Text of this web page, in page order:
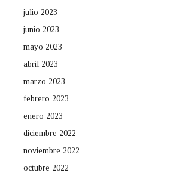
julio 2023
junio 2023
mayo 2023
abril 2023
marzo 2023
febrero 2023
enero 2023
diciembre 2022
noviembre 2022
octubre 2022